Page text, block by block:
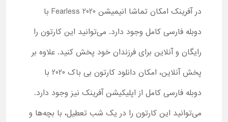
در آفرینک امکان تماشا انیمیشن Fearless 2020 با
دوبله فارسی کامل وجود دارد. می‌توانید این کارتون را
رایگان و آنلاین برای فرزندان خود پخش کنید. علاوه بر
پخش آنلاین، امکان دانلود کارتون بی باک 2020 با
دوبله فارسی کامل از اپلیکیشن آفرینک نیز وجود دارد.
می‌توانید این کارتون را در یک شب تعطیل، با بچه‌ها و